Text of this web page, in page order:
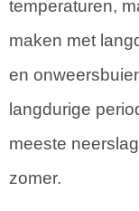
temperaturen,
maken met
en
langdurige
meeste
zomer.